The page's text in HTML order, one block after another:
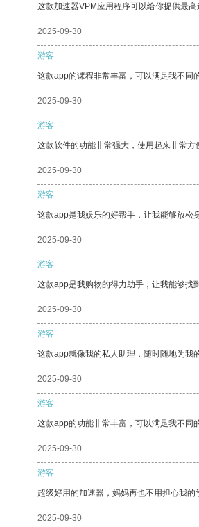
这款加速器VPM应用程序可以给你提供最
2025-09-30
游客
这款app的课程非常丰富，可以满足我不同
2025-09-30
游客
这款软件的功能非常强大，使用起来非常方
2025-09-30
游客
这款app是我娱乐的好帮手，让我能够放松
2025-09-30
游客
这款app是我购物的得力助手，让我能够找
2025-09-30
游客
这款app就像我的私人助理，随时随地为我
2025-09-30
游客
这款app的功能非常丰富，可以满足我不同
2025-09-30
游客
超级好用的加速器，妈妈再也不用担心我的
2025-09-30